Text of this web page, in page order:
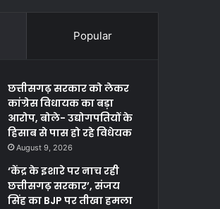
Popular
छत्तीसगढ़ सरकार को लेकर
कांग्रेस विधायक का बड़ा
आरोप, बोले- उद्योगपतियों के
हिसाब से पास हो रहे विधेयक
August 9, 2026
‘केंद्र के इशारे पर नाच रही
छत्तीसगढ़ सरकार’, संजय
सिंह का BJP पर तीखा हमला